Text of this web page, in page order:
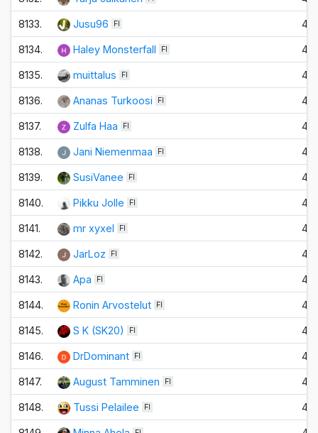
8133. Jusu96 FI 4
8134. Haley Monsterfall FI 4
8135. muittalus FI 4
8136. Ananas Turkoosi FI 4
8137. Zulfa Haa FI 4
8138. Jani Niemenmaa FI 4
8139. SusiVanee FI 4
8140. Pikku Jolle FI 4
8141. mr xyxel FI 4
8142. JarLoz FI 4
8143. Apa FI 4
8144. Ronin Arvostelut FI 4
8145. S K (SK20) FI 4
8146. DrDominant FI 4
8147. August Tamminen FI 4
8148. Tussi Pelailee FI 4